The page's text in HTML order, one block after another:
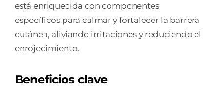
está enriquecida con componentes
específicos para calmar y fortalecer la barrera
cutánea, aliviando irritaciones y reduciendo el
enrojecimiento.
Beneficios clave